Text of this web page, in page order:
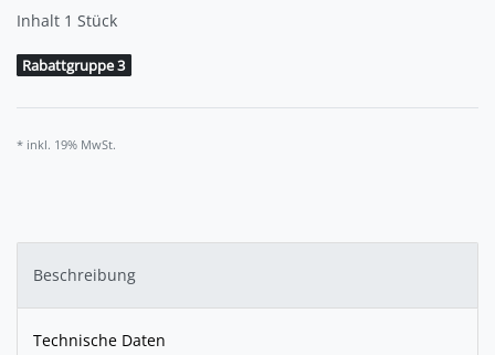
Inhalt 1 Stück
Rabattgruppe 3
* inkl. 19% MwSt.
Beschreibung
Technische Daten